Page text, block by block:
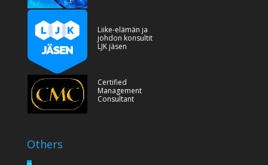
Liike-elämän ja
johdon konsultit
LJK jäsen
Certified
Management
Consultant
Others